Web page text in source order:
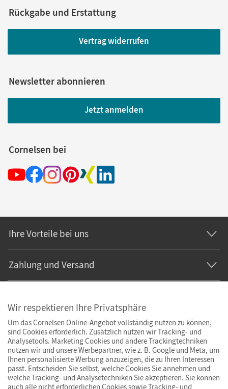
Rückgabe und Erstattung
Vertrag widerrufen
Newsletter abonnieren
Jetzt anmelden
Cornelsen bei
Ihre Vorteile bei uns
Zahlung und Versand
Wir respektieren Ihre Privatsphäre
Um das Cornelsen Online-Angebot vollständig nutzen zu können,
sind Cookies erforderlich. Zusätzlich nutzen wir Tracking- und
Analysetools. Marketing Cookies und andere Trackingtechniken
nutzen wir und unsere Werbepartner, wie z. B. Google und Meta, um
Ihnen personalisierte Werbung anzuzeigen, die zu Ihren Interessen
passt. Entscheiden Sie selbst, welche Cookies Sie annehmen und
welche Tracking- und Analysetechniken Sie akzeptieren. Sie können
auch alle nicht erforderlichen Cookies sowie Tracking- und